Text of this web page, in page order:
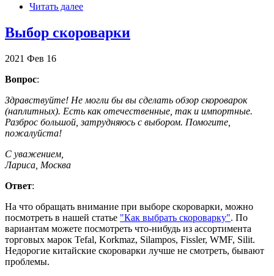
Читать далее
Выбор скороварки
2021 Фев 16
Вопрос:
Здравствуйте! Не могли бы вы сделать обзор скороварок
(наплитных). Есть как отечественные, так и импортные.
Разброс большой, затрудняюсь с выбором. Помогите,
пожалуйста!
С уважением,
Лариса, Москва
Ответ:
На что обращать внимание при выборе скороварки, можно
посмотреть в нашей статье "Как выбрать скороварку". По
вариантам можете посмотреть что-нибудь из ассортимента
торговых марок Tefal, Korkmaz, Silampos, Fissler, WMF, Silit.
Недорогие китайские скороварки лучше не смотреть, бывают
проблемы.